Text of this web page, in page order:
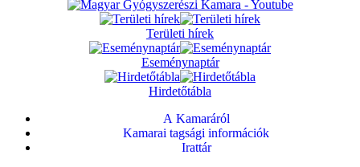
Területi hírek
Eseménynaptár
Hirdetőtábla
A Kamaráról
Kamarai tagsági információk
Irattár